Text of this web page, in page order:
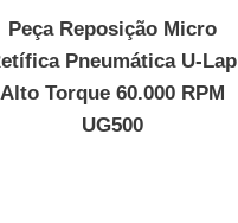
Peça Reposição Micro
Pneumática U-Lap
Alto Torque 60.000 RPM
UG500